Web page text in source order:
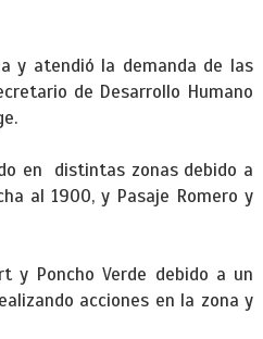
y atendió la demanda de las
de Desarrollo Humano
en distintas zonas debido a
al 1900, y Pasaje Romero y
y Poncho Verde debido a un
acciones en la zona y